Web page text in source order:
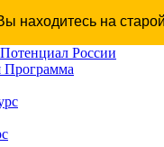
находитесь на
России
Программа